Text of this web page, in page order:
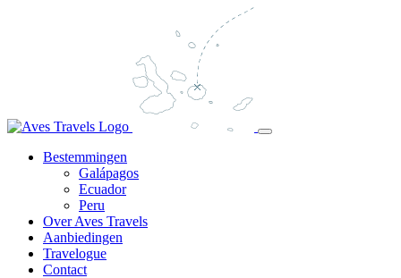
Bestemmingen
Galápagos
Ecuador
Peru
Over Aves Travels
Aanbiedingen
Travelogue
Contact